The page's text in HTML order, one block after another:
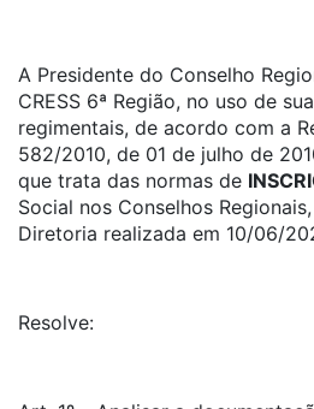
A Presidente do Conselho
CRESS 6ª Região, no uso de
regimentais, de acordo com a
582/2010, de 01 de julho de
que trata das normas de
Social nos Conselhos
Diretoria realizada em 10/06/
Resolve: